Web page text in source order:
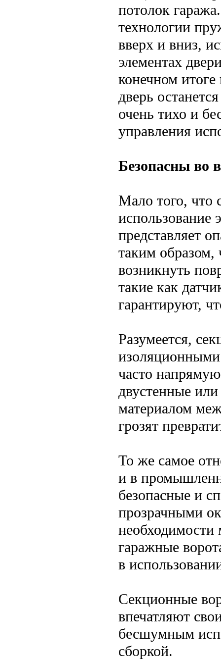
потолок
технологии
вверх и вниз,
элементах
конечном итоге
дверь
очень тихо и
управления
Безопасны во
Мало того, что
использование
представляет
таким образом,
возникнуть
такие как
гарантируют,
Разумеется,
часто
двустенные
материалом
грозят
То же самое
и в
безопасные и
прозрачными
необходимости
гаражные
в
Секционные
впечатляют
бесшумным
сборкой.